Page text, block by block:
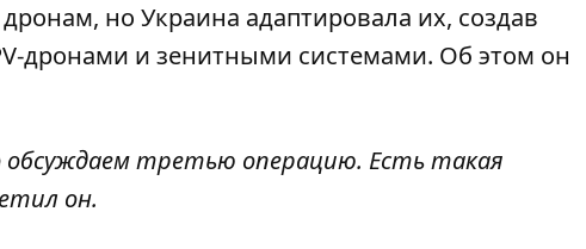
но Украина адаптировала их, создав
дронами и зенитными системами. Об этом он
третью операцию. Есть такая
он.